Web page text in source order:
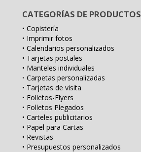
CATEGORÍAS DE PRODUCTOS
• Copistería
• Imprimir fotos
• Calendarios personalizados
• Tarjetas postales
• Manteles individuales
• Carpetas personalizadas
• Tarjetas de visita
• Folletos-Flyers
• Folletos Plegados
• Carteles publicitarios
• Papel para Cartas
• Revistas
• Presupuestos personalizados